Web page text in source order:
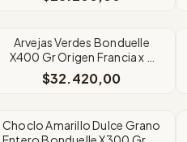
Arvejas Verdes Bonduelle
X400 Gr Origen Francia x 4
Unidades
$32.420,00
Choclo Amarillo Dulce Grano